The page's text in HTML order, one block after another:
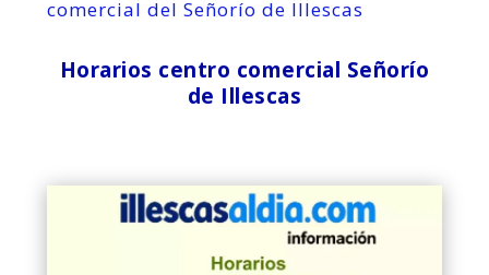
comercial del Señorío de Illescas
Horarios centro comercial Señorío
de Illescas